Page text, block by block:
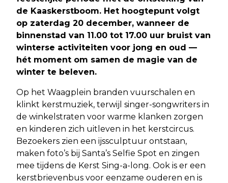
de Kaaskerstboom. Het hoogtepunt volgt
op zaterdag 20 december, wanneer de
binnenstad van 11.00 tot 17.00 uur bruist van
winterse activiteiten voor jong en oud —
hét moment om samen de magie van de
winter te beleven.
Op het Waagplein branden vuurschalen en
klinkt kerstmuziek, terwijl singer-songwriters in
de winkelstraten voor warme klanken zorgen
en kinderen zich uitleven in het kerstcircus.
Bezoekers zien een ijssculptuur ontstaan,
maken foto’s bij Santa’s Selfie Spot en zingen
mee tijdens de Kerst Sing-a-long. Ook is er een
kerstbrievenbus voor eenzame ouderen en is